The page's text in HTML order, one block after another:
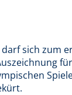
sich zum